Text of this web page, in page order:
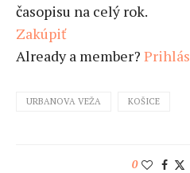
časopisu na celý rok.
Zakúpiť
Already a member?
URBANOVA VEŽA KOŠICE
0